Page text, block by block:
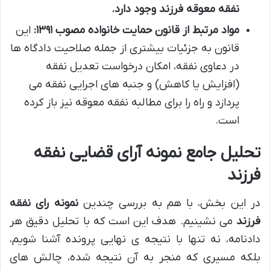
نفقه معوقه فرزند وجود دارد.
مواد مرتبط از قانون حمایت خانواده مصوب ۱۳۹۱:
این
قانون به جزئیات بیشتری از جمله صلاحیت دادگاه ها
در دعاوی نفقه، امکان درخواست تعدیل نفقه
(افزایش یا کاهش) و جنبه های اجرایی نفقه می
پردازد و راه را برای مطالبه نفقه معوقه نیز باز کرده
است.
تحلیل جامع نمونه آرای قضایی نفقه
فرزند
در این بخش، با هم به بررسی چندیننمونه رای نفقه
فرزند می نشینیم. هدف این است که با تحلیل دقیق هر
دادنامه، نه تنها با نتیجه ی نهایی پرونده آشنا شویم،
بلکه مسیری که منجر به آن نتیجه شده، چالش های